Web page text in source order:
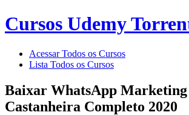
Cursos Udemy
Acessar Todos os Cursos
Lista Todos os Cursos
Baixar WhatsApp Marketing
Castanheira Completo 2020